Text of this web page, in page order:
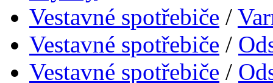
Vestavné spotřebiče /
Vestavné spotřebiče /
Vestavné spotřebiče /